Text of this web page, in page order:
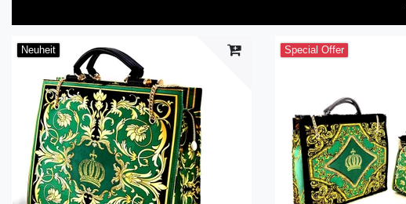
Neuheit Special Offer